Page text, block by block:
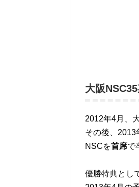
大阪
2012年4月、
その後、2013
NSCを首席で
優勝特典とし